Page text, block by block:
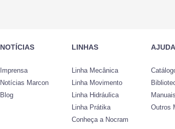
NOTÍCIAS
Imprensa
Notícias Marcon
Blog
LINHAS
Linha Mecânica
Linha Movimento
Linha Hidráulica
Linha Prátika
Conheça a Nocram
AJUDA
Outros